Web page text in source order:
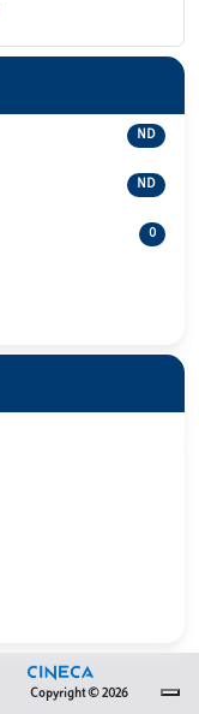
ND
ND
0
Copyright © 2026